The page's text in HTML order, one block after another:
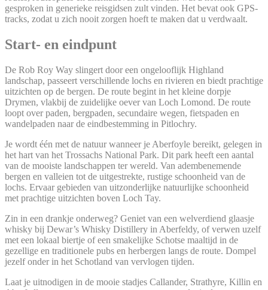
gesproken in generieke reisgidsen zult vinden. Het bevat ook GPS-
tracks, zodat u zich nooit zorgen hoeft te maken dat u verdwaalt.
Start- en eindpunt
De Rob Roy Way slingert door een ongelooflijk Highland
landschap, passeert verschillende lochs en rivieren en biedt prachtige
uitzichten op de bergen. De route begint in het kleine dorpje
Drymen, vlakbij de zuidelijke oever van Loch Lomond. De route
loopt over paden, bergpaden, secundaire wegen, fietspaden en
wandelpaden naar de eindbestemming in Pitlochry.
Je wordt één met de natuur wanneer je Aberfoyle bereikt, gelegen in
het hart van het Trossachs National Park. Dit park heeft een aantal
van de mooiste landschappen ter wereld. Van adembenemende
bergen en valleien tot de uitgestrekte, rustige schoonheid van de
lochs. Ervaar gebieden van uitzonderlijke natuurlijke schoonheid
met prachtige uitzichten boven Loch Tay.
Zin in een drankje onderweg? Geniet van een welverdiend glaasje
whisky bij Dewar’s Whisky Distillery in Aberfeldy, of verwen uzelf
met een lokaal biertje of een smakelijke Schotse maaltijd in de
gezellige en traditionele pubs en herbergen langs de route. Dompel
jezelf onder in het Schotland van vervlogen tijden.
Laat je uitnodigen in de mooie stadjes Callander, Strathyre, Killin en